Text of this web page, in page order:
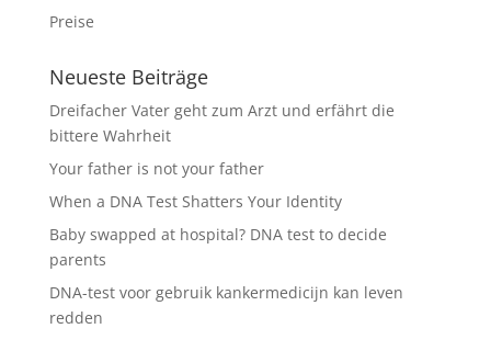
Preise
Neueste Beiträge
Dreifacher Vater geht zum Arzt und erfährt die
bittere Wahrheit
Your father is not your father
When a DNA Test Shatters Your Identity
Baby swapped at hospital? DNA test to decide
parents
DNA-test voor gebruik kankermedicijn kan leven
redden